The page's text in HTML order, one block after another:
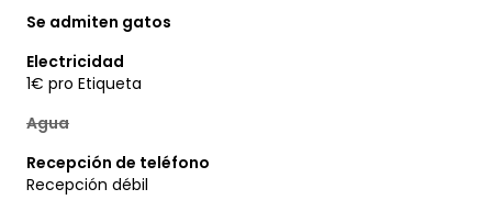
Se admiten gatos
Electricidad
1€ pro Etiqueta
Agua
Recepción de teléfono
Recepción débil